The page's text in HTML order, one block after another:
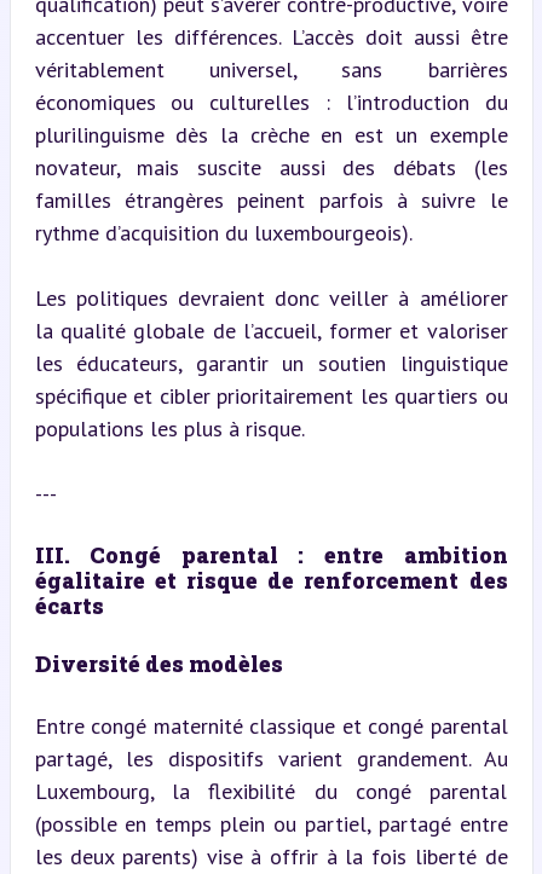
accentuer les différences. L’accès doit aussi être
véritablement universel, sans barrières
économiques ou culturelles : l’introduction du
plurilinguisme dès la crèche en est un exemple
novateur, mais suscite aussi des débats (les
familles étrangères peinent parfois à suivre le
rythme d’acquisition du luxembourgeois).
Les politiques devraient donc veiller à améliorer
la qualité globale de l’accueil, former et valoriser
les éducateurs, garantir un soutien linguistique
spécifique et cibler prioritairement les quartiers ou
populations les plus à risque.
---
III. Congé parental : entre ambition
égalitaire et risque de renforcement des
écarts
Diversité des modèles
Entre congé maternité classique et congé parental
partagé, les dispositifs varient grandement. Au
Luxembourg, la flexibilité du congé parental
(possible en temps plein ou partiel, partagé entre
les deux parents) vise à offrir à la fois liberté de